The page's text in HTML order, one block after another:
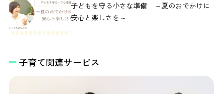
子どもを守る小さな準備 ～夏のおでかけに
安心と楽しさを～
子育て関連サービス